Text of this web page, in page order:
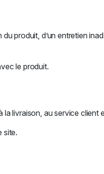
produit, d’un entretien
le produit.
livraison, au service
site.